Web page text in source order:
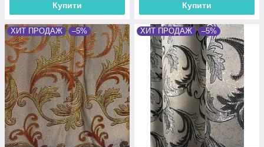
Купити Купити
ХИТ ПРОДАЖ –5% ХИТ ПРОДАЖ –5%